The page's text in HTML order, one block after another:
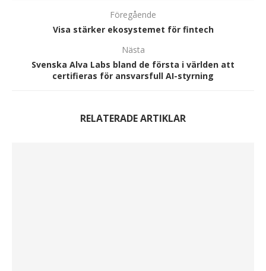
Föregående
Visa stärker ekosystemet för fintech
Nästa
Svenska Alva Labs bland de första i världen att
certifieras för ansvarsfull AI-styrning
RELATERADE ARTIKLAR